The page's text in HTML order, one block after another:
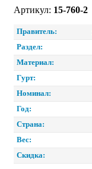
Артикул: 15-760-2
Правитель:
Раздел:
Материал:
Гурт:
Номинал:
Год:
Страна:
Вес:
Скидка: